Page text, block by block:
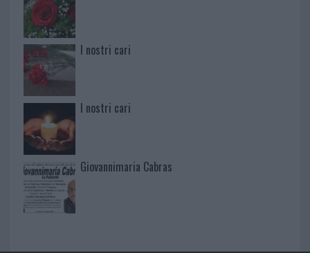
I nostri cari
I nostri cari
Giovannimaria Cabras